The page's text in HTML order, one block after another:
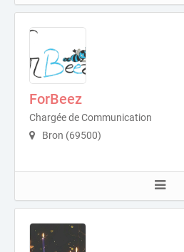
ForBeez
Chargée de Communication
Bron (69500)